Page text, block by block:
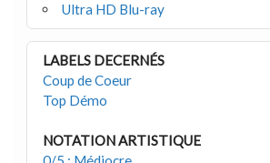
Ultra HD Blu-ray
LABELS DECERNÉS
Coup de Coeur
Top Démo
NOTATION ARTISTIQUE